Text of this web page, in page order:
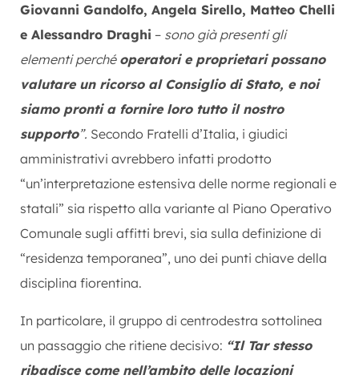
Giovanni Gandolfo, Angela Sirello, Matteo Chelli
e Alessandro Draghi – sono già presenti gli
elementi perché operatori e proprietari possano
valutare un ricorso al Consiglio di Stato, e noi
siamo pronti a fornire loro tutto il nostro
supporto”. Secondo Fratelli d’Italia, i giudici
amministrativi avrebbero infatti prodotto
“un’interpretazione estensiva delle norme regionali e
statali” sia rispetto alla variante al Piano Operativo
Comunale sugli affitti brevi, sia sulla definizione di
“residenza temporanea”, uno dei punti chiave della
disciplina fiorentina.
In particolare, il gruppo di centrodestra sottolinea
un passaggio che ritiene decisivo: “Il Tar stesso
ribadisce come nell’ambito delle locazioni